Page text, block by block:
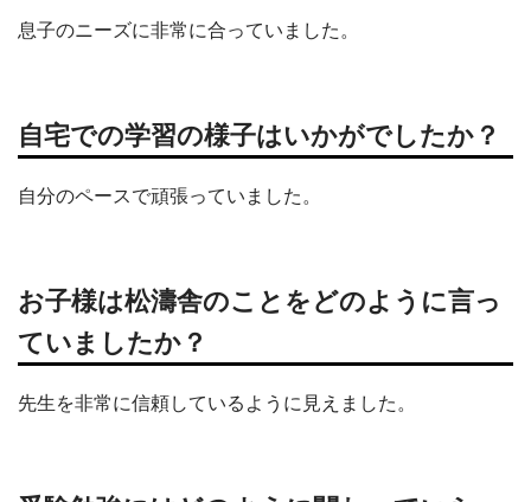
息子のニーズに非常に合っていました。
自宅での学習の様子はいかがでしたか？
自分のペースで頑張っていました。
お子様は松濤舎のことをどのように言っ
ていましたか？
先生を非常に信頼しているように見えました。